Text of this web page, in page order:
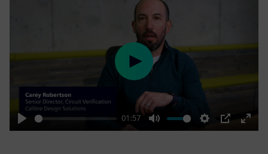
Play
01:57
Mute Settings
PIP
Enter
Play